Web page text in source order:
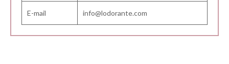
E-mail info@lodorante.com